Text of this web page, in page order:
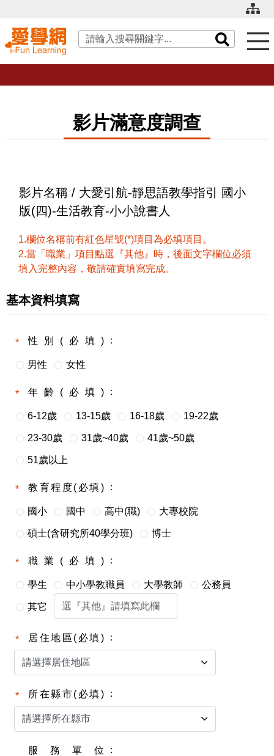
關鍵字搜尋
影片滿意度調查
影片名稱 / 大愛引航-靜思語教學指引 國小
版(四)-生活教育-小小說書人
1.欄位名稱前有紅色星號(*)項目為必填項目。
2.當「職業」項目點選『其他』時，後面文字欄位必須
填入完整內容，敬請確實填寫完成。
基本資料填寫
性別(必填)
男性 女性
年齡(必填)
6-12歲 13-15歲 16-18歲 19-22歲
23-30歲 31歲~40歲 41歲~50歲
51歲以上
教育程度(必填)
國小 國中 高中(職) 大專校院
碩士(含研究所40學分班) 博士
職業(必填)
學生 中小學教職員 大學教師 公務員
其它
居住地區(必填)
所在縣市(必填)
服務單位